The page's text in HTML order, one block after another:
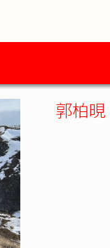
郭柏晛